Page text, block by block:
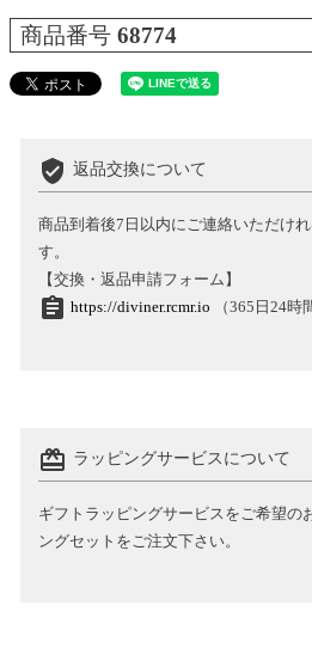
商品番号 68774
verified_user 返品交換について
商品到着後7日以内にご連絡いただけ
す。
【交換・返品申請フォーム】
assignment https://diviner.rcmr.io （365日24時
card_giftcard ラッピングサービスについて
ギフトラッピングサービスをご希望の
ングセットをご注文下さい。